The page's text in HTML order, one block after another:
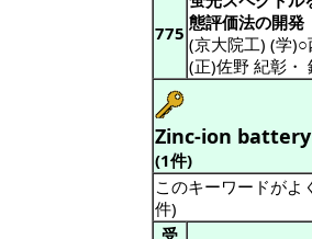
775 態評価法の開発
(京大院工) (学)○
(正)佐野 紀彰 ・
Zinc-ion battery
(1件)
このキーワードが
件)